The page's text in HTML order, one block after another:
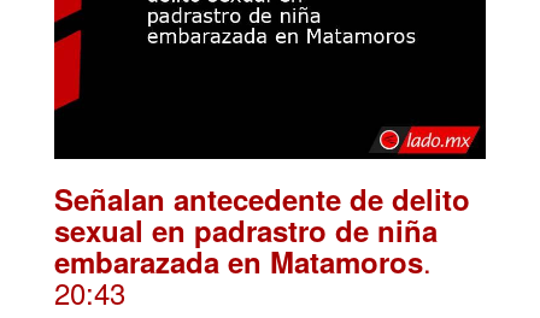
Señalan antecedente de delito
sexual en padrastro de niña
embarazada en Matamoros.
20:43